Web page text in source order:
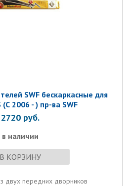
SWF бескаркасные для
(С 2006 - ) пр-ва SWF
2720 руб.
в наличии
В КОРЗИНУ
двух передних дворников